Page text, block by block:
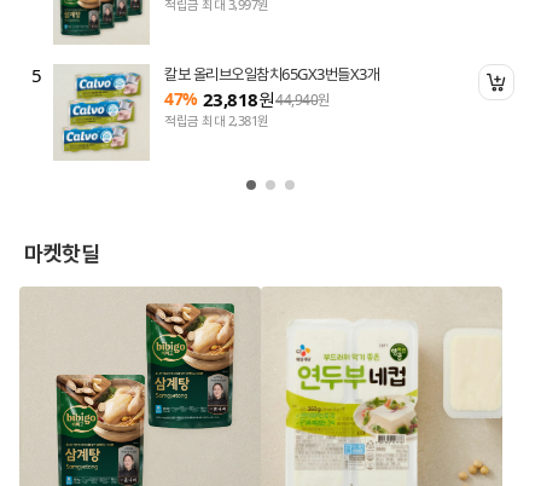
담기
적립금 최대 3,997원
5 칼보 올리브오일참치65GX3번들X3개
47% 23,818원44,940원
적립금 최대 2,381원
마켓핫딜